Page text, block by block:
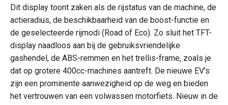
Dit display toont zaken als de rijstatus van de machine, de
actieradius, de beschikbaarheid van de boost-functie en
de geselecteerde rijmodi (Road of Eco). Zo sluit het TFT-
display naadloos aan bij de gebruiksvriendelijke
gashendel, de ABS-remmen en het trellis-frame, zoals je
dat op grotere 400cc-machines aantreft. De nieuwe EV’s
zijn een prominente aanwezigheid op de weg en bieden
het vertrouwen van een volwassen motorfiets. Nieuw in de